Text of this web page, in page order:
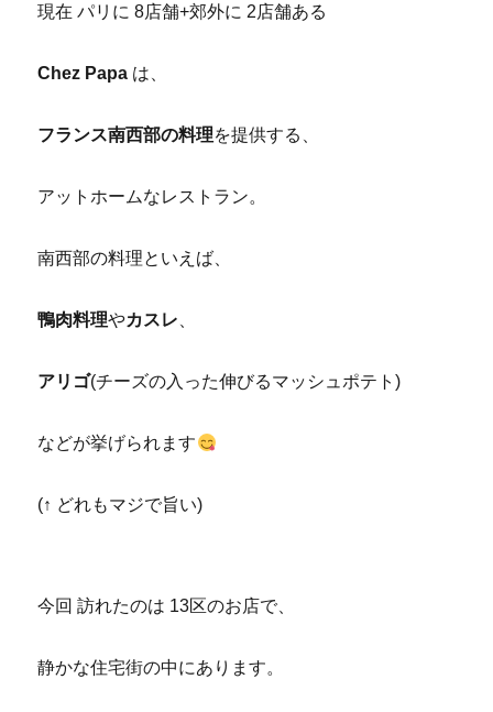
現在 パリに 8店舗+郊外に 2店舗ある
Chez Papa は、
フランス南西部の料理を提供する、
アットホームなレストラン。
南西部の料理といえば、
鴨肉料理やカスレ
アリゴ(チーズの入った伸びるマッシュポテト)
などが挙げられます
(↑ どれもマジで旨い)
今回 訪れたのは 13区のお店で、
静かな住宅街の中にあります。